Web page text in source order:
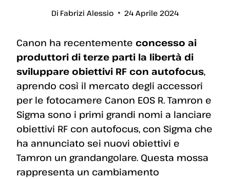
Di Fabrizi Alessio 24 Aprile 2024
Canon ha recentemente concesso ai
produttori di terze parti la libertà di
sviluppare obiettivi RF con autofocus,
aprendo così il mercato degli accessori
per le fotocamere Canon EOS R. Tamron e
Sigma sono i primi grandi nomi a lanciare
obiettivi RF con autofocus, con Sigma che
ha annunciato sei nuovi obiettivi e
Tamron un grandangolare. Questa mossa
rappresenta un cambiamento